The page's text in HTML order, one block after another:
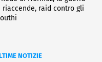
riaccende, raid contro gli
NOTIZIE